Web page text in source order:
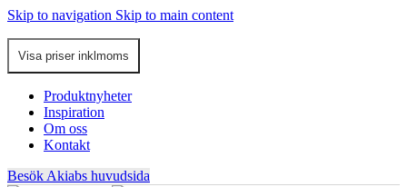
Skip to navigation Skip to main content
Produktnyheter
Inspiration
Om oss
Kontakt
Besök Akiabs huvudsida